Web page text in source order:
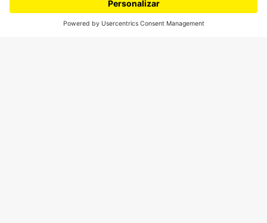
¿Quieres escribir en 070?